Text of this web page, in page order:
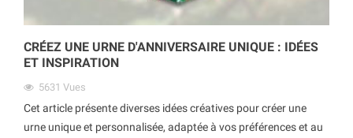
CRÉEZ UNE URNE D'ANNIVERSAIRE UNIQUE : IDÉES
ET INSPIRATION
5631 Vues
Cet article présente diverses idées créatives pour créer une
urne unique et personnalisée, adaptée à vos préférences et au